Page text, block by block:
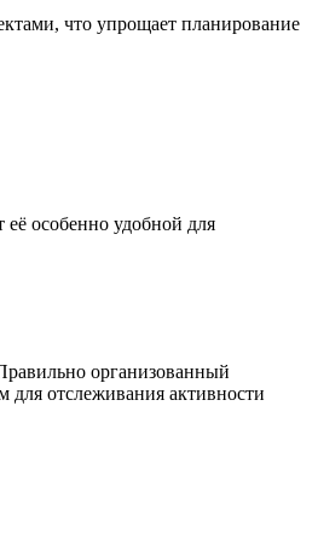
что упрощает планирование
её особенно удобной для
организованный
для отслеживания активности